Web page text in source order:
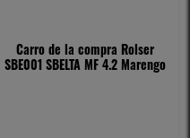
Carro de la compra Rolser
SBE001 SBELTA MF 4.2 Marengo